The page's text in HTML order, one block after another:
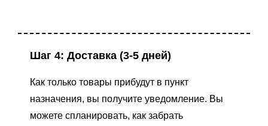
Шаг 4: Доставка (3-5 дней)
Как только товары прибудут в пункт
назначения, вы получите уведомление. Вы
можете спланировать, как забрать